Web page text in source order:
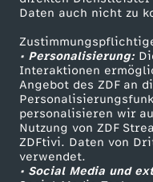
Daten auch nicht zu
• Personalisierung:
Interaktionen
Angebot des ZDF an
personalisieren wir
Nutzung von ZDF
ZDFtivi. Daten von
verwendet.
• Social Media und
E
T
T
E
ZDFtext
Livestreams
Sendungen A-Z
TV-Programm
ZDF Unternehmen